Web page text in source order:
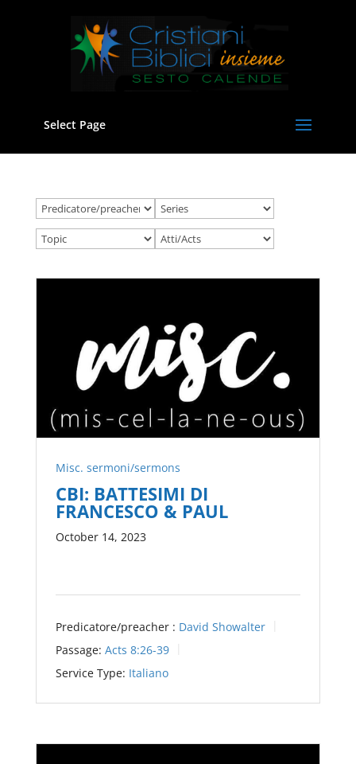
Select Page
Misc. sermoni/sermons
CBI: BATTESIMI DI
FRANCESCO & PAUL
October 14, 2023
Predicatore/preacher : David Showalter
Passage: Acts 8:26-39
Service Type: Italiano